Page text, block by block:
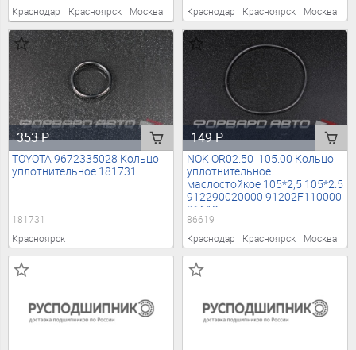
Краснодар
Красноярск Москва
Краснодар
Красноярск Москва
353₽
TOYOTA 9672335028 Кольцо
уплотнительное 181731
181731
Красноярск
149₽
NOK OR02.50_105.00 Кольцо
уплотнительное
маслостойкое 105*2,5 105*2.5
912290020000 91202F110000
86619
86619
Краснодар
Красноярск Москва